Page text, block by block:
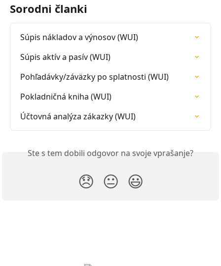
Sorodni članki
Súpis nákladov a výnosov (WUI)
Súpis aktív a pasív (WUI)
Pohľadávky/záväzky po splatnosti (WUI)
Pokladničná kniha (WUI)
Účtovná analýza zákazky (WUI)
Ste s tem dobili odgovor na svoje vprašanje?
😞 😐 😃